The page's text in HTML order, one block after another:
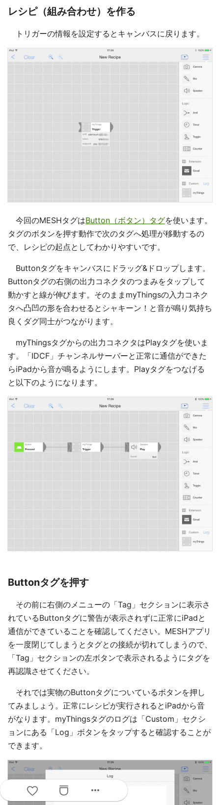
レシピ（組み合わせ）を作る
トリガーの情報を設定するとキャンバスに戻ります。
今回のMESHタグはButton（ボタン）タグを使います。
タグのボタンを押す動作で次のタグへ処理が移動するの
で、レシピの起点としてわかりやすいです。
Buttonタグをキャンバスにドラッグ&ドロップします。
Buttonタグの右側の出力コネクタのつまみをタップして
動かすと線が伸びます。そのままmyThingsの入力コネク
タへ凸凹の形を合わせるとシャキーン！と音が鳴り気持ち
良くダグ同士がつながります。
myThingsタグからの出力コネクタはPlayタグを使いま
す。「IDCF」チャンネルサーバーと正常に通信ができた
らiPadから音が鳴るようにします。Playタグをつなげる
と以下のようになります。
Buttonタグを押す
その前に右側のメニューの「Tag」セクションに表示さ
れているButtonタグに警告が表示されずに正常にiPadと
通信ができていることを確認してください。MESHアプリ
を一度閉じてしまうとタグとの接続が切れてしまうので、
「Tag」セクションの左ボタンで表示されるようにタグを
再認識させてください。
それでは実物のButtonタグについているボタンを押し
てみましょう。正常にレシピが実行されるとiPadから音
がなります。myThingsタグのログは「Custom」セクシ
ョンにある「Log」ボタンをタップすると確認することが
できます。
more_horiz